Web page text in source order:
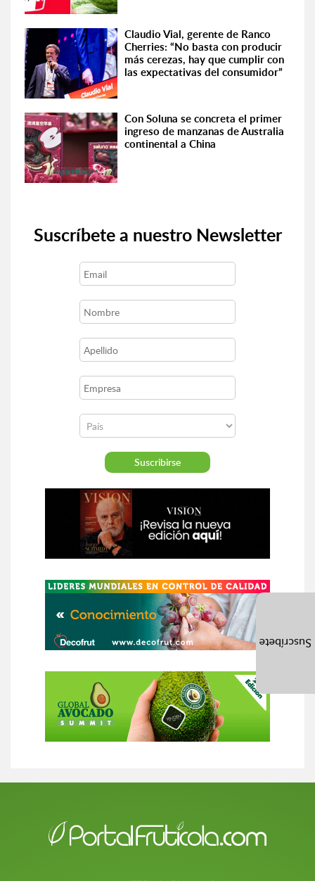
Claudio Vial, gerente de Ranco
Cherries: “No basta con producir
más cerezas, hay que cumplir con
las expectativas del consumidor”
Con Soluna se concreta el primer
ingreso de manzanas de Australia
continental a China
Suscríbete a nuestro Newsletter
Suscríbete